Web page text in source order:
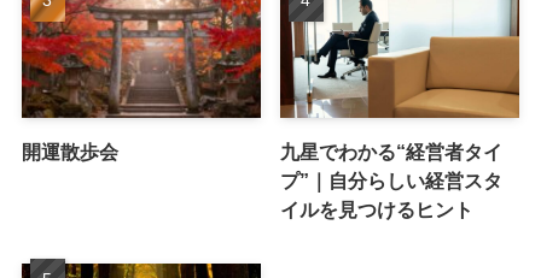
開運散歩会
九星でわかる“経営者タイ
プ”｜自分らしい経営スタ
イルを見つけるヒント